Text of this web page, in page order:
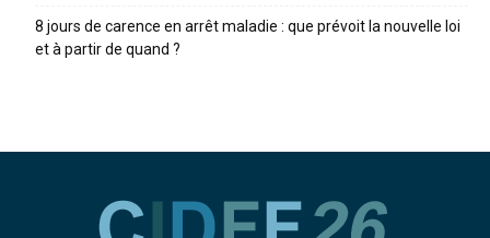
8 jours de carence en arrêt maladie : que prévoit la nouvelle loi
et à partir de quand ?